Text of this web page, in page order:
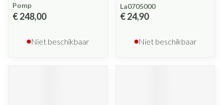
Pomp
€ 248,00
Niet beschikbaar
La0705000
€ 24,90
Niet beschikbaar